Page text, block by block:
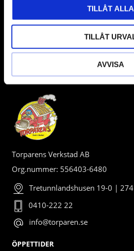
TILLÅT ALLA
TILLÅT
AVVISA
BUTIK
Torparens Verkstad AB
Org.nummer: 556403-6480
Tretunnlandshusen 19-0 |
0410-222 22
info@torparen.se
ÖPPETTIDER